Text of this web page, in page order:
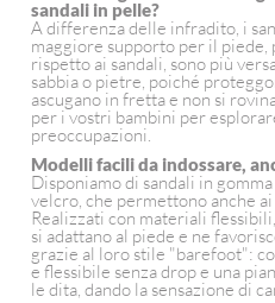
sandali in pelle?
A differenza delle infradito, i
maggiore supporto per il piede,
rispetto ai sandali, sono più
sabbia o pietre, poiché
ascugano in fretta e non si
per i vostri bambini per
preoccupazioni.
Modelli facili da indossare,
Disponiamo di sandali in
velcro, che permettono anche
Realizzati con materiali
si adattano al piede e ne
grazie al loro stile "barefoot":
e flessibile senza drop e una
le dita, dando la sensazione di